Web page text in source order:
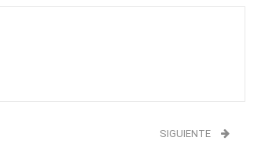
SIGUIENTE